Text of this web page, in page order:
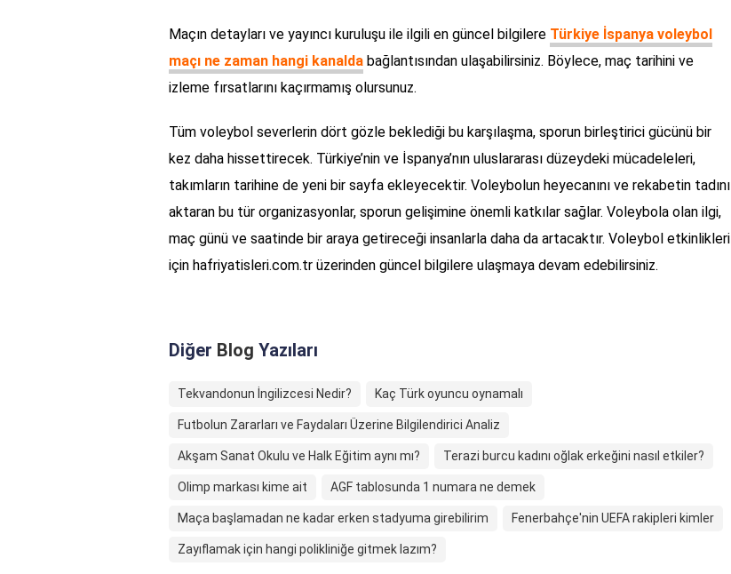
Maçın detayları ve yayıncı kuruluşu ile ilgili en güncel bilgilere Türkiye İspanya voleybol
maçı ne zaman hangi kanalda bağlantısından ulaşabilirsiniz. Böylece, maç tarihini ve
izleme fırsatlarını kaçırmamış olursunuz.
Tüm voleybol severlerin dört gözle beklediği bu karşılaşma, sporun birleştirici gücünü bir
kez daha hissettirecek. Türkiye’nin ve İspanya’nın uluslararası düzeydeki mücadeleleri,
takımların tarihine de yeni bir sayfa ekleyecektir. Voleybolun heyecanını ve rekabetin tadını
aktaran bu tür organizasyonlar, sporun gelişimine önemli katkılar sağlar. Voleybola olan ilgi,
maç günü ve saatinde bir araya getireceği insanlarla daha da artacaktır. Voleybol etkinlikleri
için hafriyatisleri.com.tr üzerinden güncel bilgilere ulaşmaya devam edebilirsiniz.
Diğer Blog Yazıları
Tekvandonun İngilizcesi Nedir? Kaç Türk oyuncu oynamalı
Futbolun Zararları ve Faydaları Üzerine Bilgilendirici Analiz
Akşam Sanat Okulu ve Halk Eğitim aynı mı? Terazi burcu kadını oğlak erkeğini nasıl etkiler?
Olimp markası kime ait AGF tablosunda 1 numara ne demek
Maça başlamadan ne kadar erken stadyuma girebilirim Fenerbahçe'nin UEFA rakipleri kimler
Zayıflamak için hangi polikliniğe gitmek lazım?